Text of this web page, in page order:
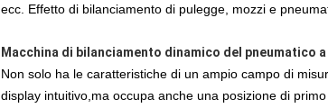
ecc. Effetto di bilanciamento di pulegge, mozzi e
Macchina di bilanciamento dinamico del pneumatico
Non solo ha le caratteristiche di un ampio campo di
display intuitivo,ma occupa anche una posizione di